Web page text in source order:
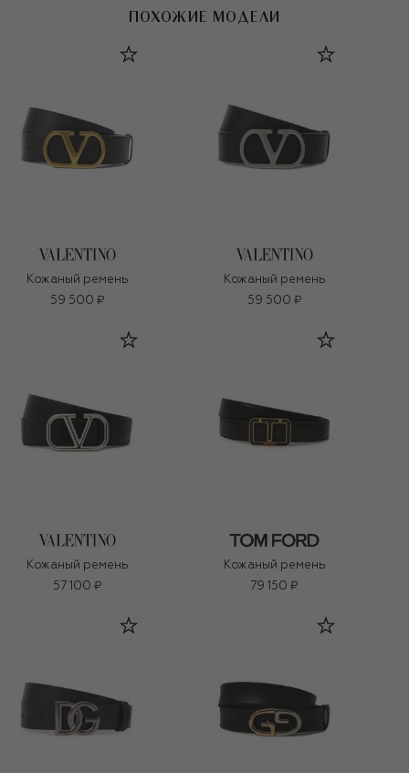
ПОХОЖИЕ МОДЕЛИ
Кожаный ремень
59 500 ₽
Кожаный ремень
59 500 ₽
Кожаный ремень
57 100 ₽
Кожаный ремень
79 150 ₽